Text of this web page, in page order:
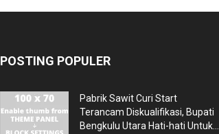
POSTING POPULER
Pabrik Sawit Curi Start
Terancam Diskualifikasi, Bupati
Bengkulu Utara Hati-hati Untuk...